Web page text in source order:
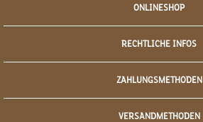
ONLINESHOP
RECHTLICHE INFOS
ZAHLUNGSMETHODEN
VERSANDMETHODEN